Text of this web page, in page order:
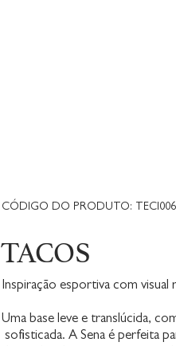
CÓDIGO DO PRODUTO:
TACOS
Inspiração esportiva com visual
Uma base leve e translúcida,
sofisticada. A Sena é perfeita